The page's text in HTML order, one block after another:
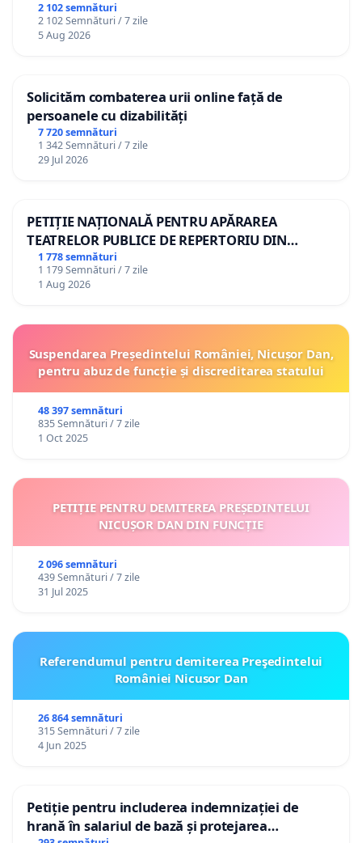
2 102 semnături
2 102 Semnături / 7 zile
5 Aug 2026
Solicităm combaterea urii online față de
persoanele cu dizabilități
7 720 semnături
1 342 Semnături / 7 zile
29 Jul 2026
PETIȚIE NAȚIONALĂ PENTRU APĂRAREA
TEATRELOR PUBLICE DE REPERTORIU DIN
ROMÂNIA
1 778 semnături
1 179 Semnături / 7 zile
1 Aug 2026
Suspendarea Președintelui României, Nicușor Dan,
pentru abuz de funcție și discreditarea statului
48 397 semnături
835 Semnături / 7 zile
1 Oct 2025
PETIȚIE PENTRU DEMITEREA PREȘEDINTELUI
NICUȘOR DAN DIN FUNCȚIE
2 096 semnături
439 Semnături / 7 zile
31 Jul 2025
Referendumul pentru demiterea Preşedintelui
României Nicusor Dan
26 864 semnături
315 Semnături / 7 zile
4 Jun 2025
Petiție pentru includerea indemnizației de
hrană în salariul de bază și protejarea